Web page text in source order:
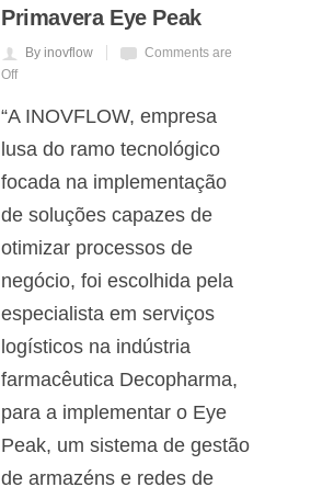
Primavera Eye Peak
By inovflow
Comments are
Off
“A INOVFLOW, empresa
lusa do ramo tecnológico
focada na implementação
de soluções capazes de
otimizar processos de
negócio, foi escolhida pela
especialista em serviços
logísticos na indústria
farmacêutica Decopharma,
para a implementar o Eye
Peak, um sistema de gestão
de armazéns e redes de